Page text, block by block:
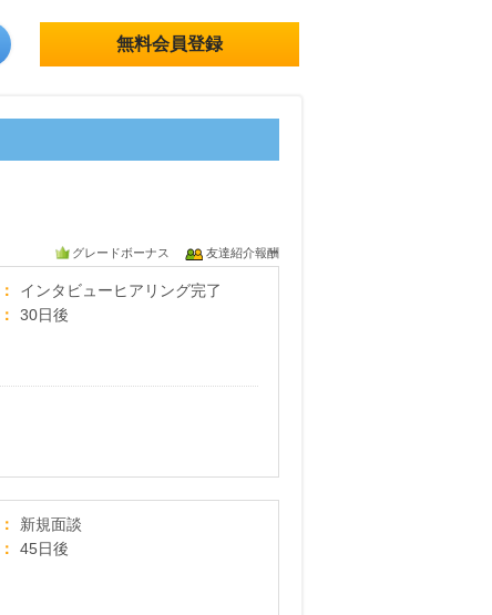
無料会員登録
グレードボーナス 友達紹介報酬
インタビューヒアリング完了
30日後
新規面談
45日後